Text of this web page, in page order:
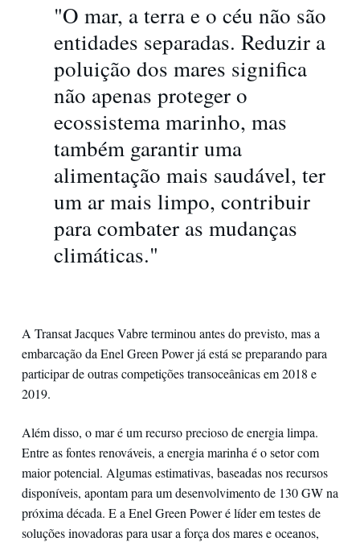
"O mar, a terra e o céu não são
entidades separadas. Reduzir a
poluição dos mares significa
não apenas proteger o
ecossistema marinho, mas
também garantir uma
alimentação mais saudável, ter
um ar mais limpo, contribuir
para combater as mudanças
climáticas."
A Transat Jacques Vabre terminou antes do previsto, mas a
embarcação da Enel Green Power já está se preparando para
participar de outras competições transoceânicas em 2018 e
2019.
Além disso, o mar é um recurso precioso de energia limpa.
Entre as fontes renováveis, a energia marinha é o setor com
maior potencial. Algumas estimativas, baseadas nos recursos
disponíveis, apontam para um desenvolvimento de 130 GW na
próxima década. E a Enel Green Power é líder em testes de
soluções inovadoras para usar a força dos mares e oceanos,